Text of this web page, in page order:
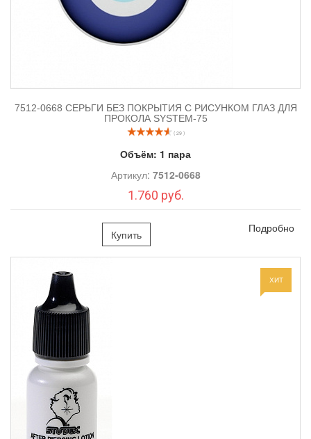
7512-0668 СЕРЬГИ БЕЗ ПОКРЫТИЯ С РИСУНКОМ ГЛАЗ ДЛЯ
ПРОКОЛА SYSTEM-75
( 29 )
Объём: 1 пара
Артикул: 7512-0668
1.760 руб.
Купить Подробно
ХИТ